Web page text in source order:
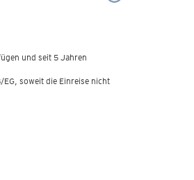
und seit 5 Jahren
soweit die Einreise nicht